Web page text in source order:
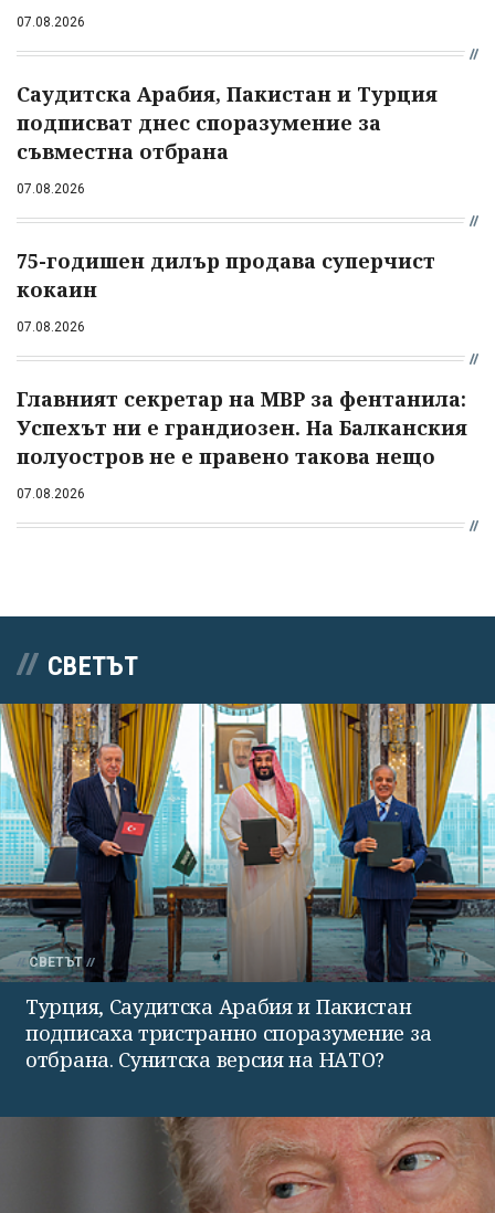
07.08.2026
Саудитска Арабия, Пакистан и Турция
подписват днес споразумение за
съвместна отбрана
07.08.2026
75-годишен дилър продава суперчист
кокаин
07.08.2026
Главният секретар на МВР за фентанила:
Успехът ни е грандиозен. На Балканския
полуостров не е правено такова нещо
07.08.2026
СВЕТЪТ
СВЕТЪТ
Турция, Саудитска Арабия и Пакистан
подписаха тристранно споразумение за
отбрана. Сунитска версия на НАТО?